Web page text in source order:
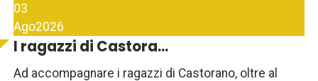
03
Ago2026
I ragazzi di Castora...
Ad accompagnare i ragazzi di Castorano, oltre al